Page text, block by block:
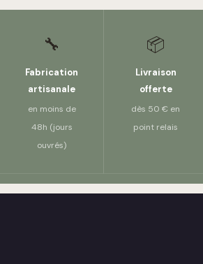
🔧
Fabrication
artisanale
en moins de
48h (jours
ouvrés)
📦
Livraison
offerte
dès 50 € en
point relais